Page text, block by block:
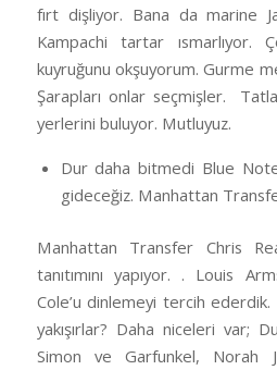
fırt dişliyor. Bana da marine
Kampachi tartar ısmarlıyor.
kuyruğunu okşuyorum. Gurme
Şarapları onlar seçmişler.
yerlerini buluyor. Mutluyuz.
Dur daha bitmedi Blue
gideceğiz. Manhattan
Manhattan Transfer Chris
tanıtımını yapıyor. . Louis
Cole’u dinlemeyi tercih
yakışırlar? Daha niceleri var;
Simon ve Garfunkel, Norah